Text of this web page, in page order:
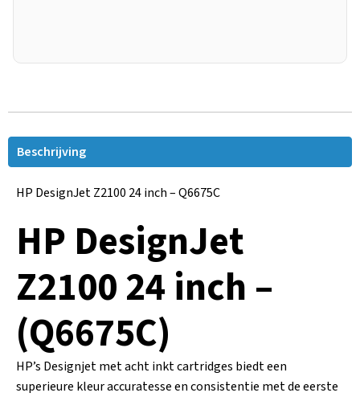
Beschrijving
HP DesignJet Z2100 24 inch – Q6675C
HP DesignJet
Z2100 24 inch –
(Q6675C)
HP’s Designjet met acht inkt cartridges biedt een
superieure kleur accuratesse en consistentie met de eerste